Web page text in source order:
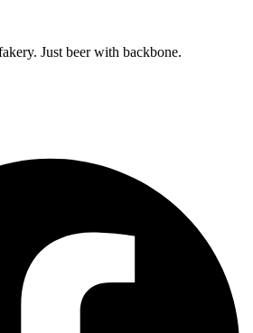
Just beer with backbone.